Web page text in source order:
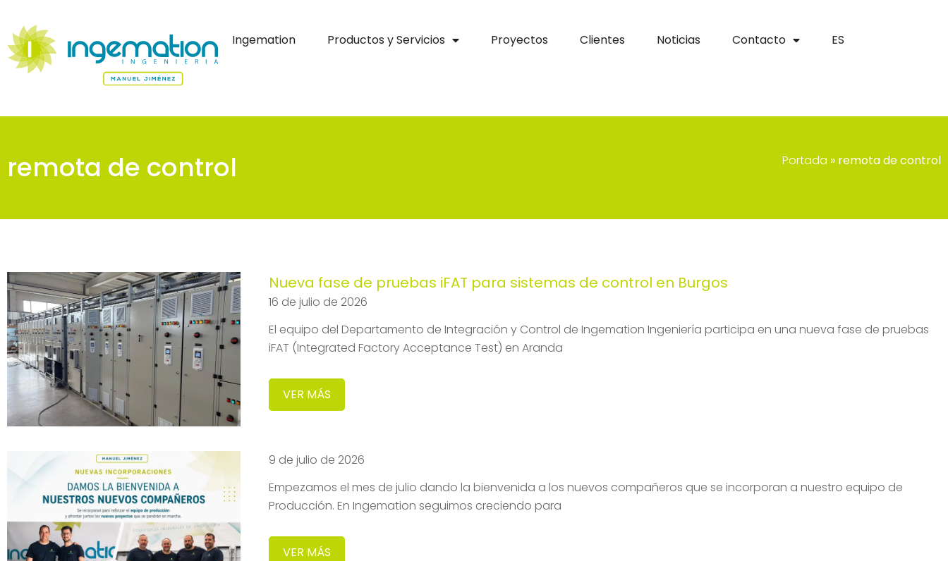
Ingemation Productos y Servicios Proyectos Clientes Noticias Contacto ES
remota de control Portada » remota de control
Nueva fase de pruebas iFAT para sistemas de control en Burgos
16 de julio de 2026
El equipo del Departamento de Integración y Control de Ingemation Ingeniería participa en una nueva fase de pruebas
iFAT (Integrated Factory Acceptance Test) en Aranda
VER MÁS
9 de julio de 2026
Empezamos el mes de julio dando la bienvenida a los nuevos compañeros que se incorporan a nuestro equipo de
Producción. En Ingemation seguimos creciendo para
VER MÁS